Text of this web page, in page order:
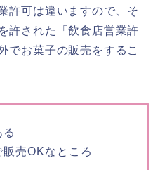
許可は違いますので、そ
許された「飲食店営業許
でお菓子の販売をするこ
売OKなところ